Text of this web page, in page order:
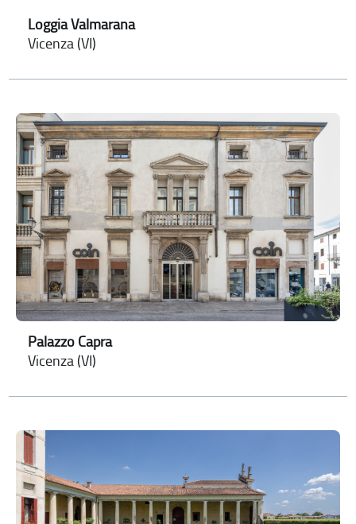
Loggia Valmarana
Vicenza (VI)
Palazzo Capra
Vicenza (VI)